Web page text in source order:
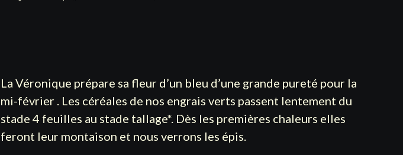
La Véronique prépare sa fleur d’un bleu d’une grande pureté pour la
mi-février . Les céréales de nos engrais verts passent lentement du
stade 4 feuilles au stade tallage*. Dès les premières chaleurs elles
feront leur montaison et nous verrons les épis.